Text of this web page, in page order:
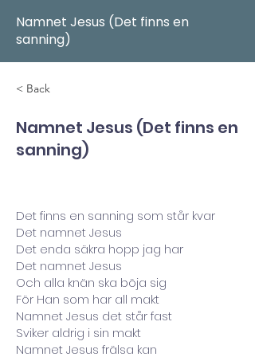
Namnet Jesus (Det finns en
sanning)
< Back
Namnet Jesus (Det finns en
sanning)
Det finns en sanning som står kvar
Det namnet Jesus
Det enda säkra hopp jag har
Det namnet Jesus
Och alla knän ska böja sig
För Han som har all makt
Namnet Jesus det står fast
Sviker aldrig i sin makt
Namnet Jesus frälsa kan